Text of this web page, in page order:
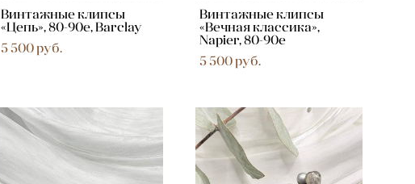
Винтажные клипсы
«Цепь», 80-90е, Barclay
5 500 pуб.
Винтажные клипсы
«Вечная классика»,
Napier, 80-90е
5 500 pуб.